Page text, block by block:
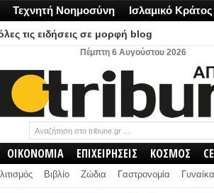
Τεχνητή Νοημοσύνη Ισλαμικό Κράτος
τις ειδήσεις σε μορφή blog
Πέμπτη 6 Αυγούστου 2026
ΟΙΚΟΝΟΜΙΑ ΕΠΙΧΕΙΡΗΣΕΙΣ ΚΟΣΜΟΣ
Βιβλίο Ζώδια Γαστρονομία Γυναίκα